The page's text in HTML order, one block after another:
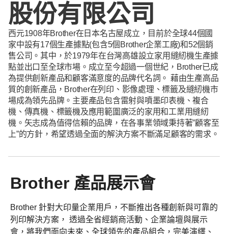
股份有限公司
西元1908年Brother在日本名古屋成立，目前於全球44個國
家中設有17個生產據點(包含5個Brother企業工廠)和52個銷
售公司。其中，於1979年在台灣高雄設立家用縫紉機生產據
點並出口至全球市場。成立至今超過一個世紀，Brother已成
為提供創新產品和顧客滿意度的品牌代名詞。 藉由生產高品
質的創新產品，Brother在列印、影像處理、標籤及縫紉機市
場成為領先品牌。主要產品包含雷射與噴墨印表機、複合
機、傳真機、標籤機及應用範圍廣泛的家用和工業用縫紉
機。矢志成為值得信賴的品牌，在各事業領域秉持著”顧客至
上”的方針，希望透過全面的解決方案不斷滿足顧客的需求。
Brother 產品展示會
Brother 針對大印量企業用戶，不斷推出各種創新與可靠的
列印解決方案， 透過全省經銷商活動、企業論壇與展示
會，將我們面向未來、全球領先的產品組合，完美演繹、